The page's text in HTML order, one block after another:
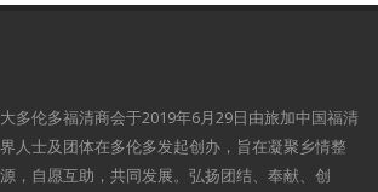
多伦多福清商会于2019年6月29日由旅加中国福清
人士及团体在多伦多发起创办，旨在凝聚乡情整
，自愿互助，共同发展。弘扬团结、奉献、创